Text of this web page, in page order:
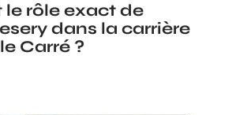
le rôle exact de
dans la carrière
Carré ?